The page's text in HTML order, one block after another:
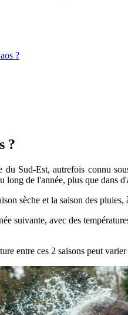
?
?
Sud-Est, autrefois connu
long de l'année, plus que dans
sèche et la saison des pluies,
suivante, avec des
entre ces 2 saisons peut